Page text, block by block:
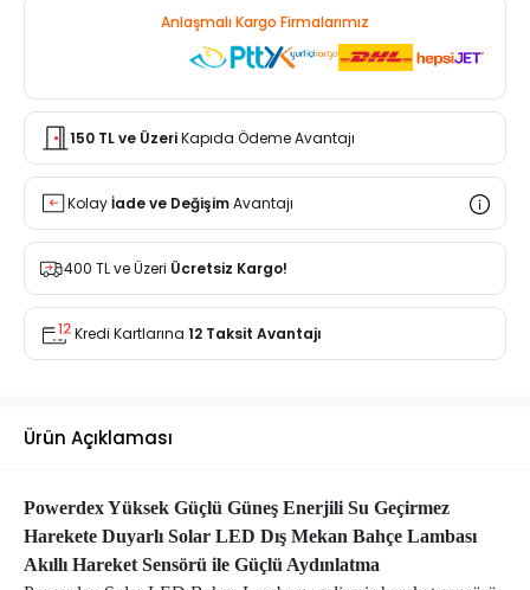
Anlaşmalı Kargo Firmalarımız
150 TL ve ÜzeriKapıda Ödeme Avantajı
Kolayİade ve DeğişimAvantajı
400 TL ve Üzeri Ücretsiz Kargo!
Kredi Kartlarına 12 Taksit Avantajı
Ürün Açıklaması
Powerdex Yüksek Güçlü Güneş Enerjili Su Geçirmez
Harekete Duyarlı Solar LED Dış Mekan Bahçe Lambası
Akıllı Hareket Sensörü ile Güçlü Aydınlatma